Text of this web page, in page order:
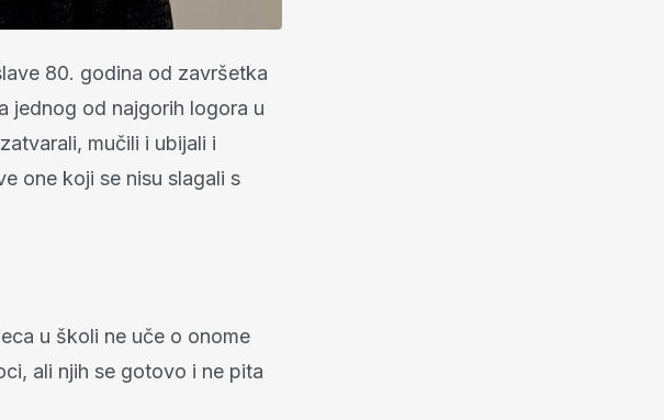
80. godina od završetka
jednog od najgorih logora u
mučili i ubijali i
one koji se nisu slagali s
u školi ne uče o onome
ali njih se gotovo i ne pita